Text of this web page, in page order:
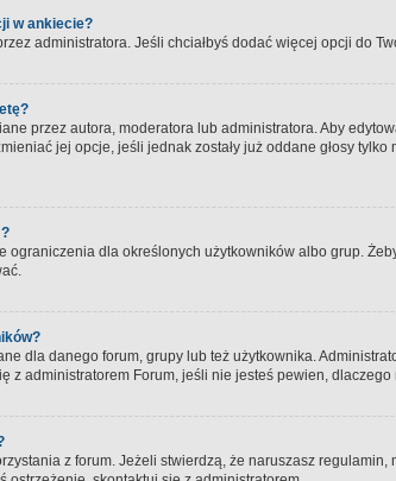
w ankiecie?
administratora. Jeśli chciałbyś dodać więcej opcji do
przez autora, moderatora lub administratora. Aby
jej opcje, jeśli jednak zostały już oddane głosy
ograniczenia dla określonych użytkowników albo grup.
dla danego forum, grupy lub też użytkownika.
z administratorem Forum, jeśli nie jesteś pewien,
z forum. Jeżeli stwierdzą, że naruszasz